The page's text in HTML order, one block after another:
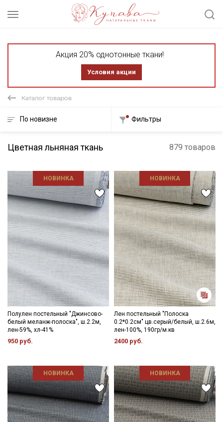
Акция 20% однотонные ткани!
Условия акции
Каталог товаров
По новизне Фильтры
Цветная льняная ткань 879 товаров
НОВИНКА
Полулен постельный "Джинсово-
белый меланж-полоска", ш.2.2м,
лен-59%, хл-41%
950 руб.
НОВИНКА
Лен постельный "Полоска
0.2*0.2см" цв.серый/белый, ш.2.6м,
лен-100%, 190гр/м.кв
2400 руб.
НОВИНКА НОВИНКА